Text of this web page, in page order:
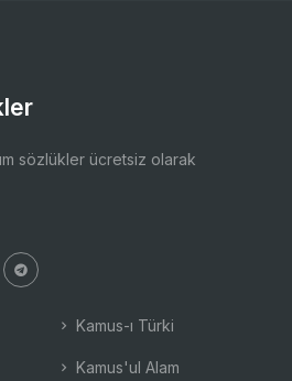
sözlükler ücretsiz olarak
Kamus-ı Türki
Kamus'ul Alam